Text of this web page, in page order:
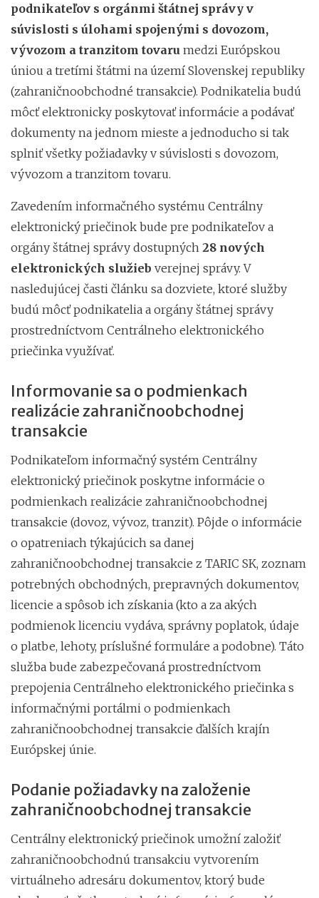
podnikateľov s orgánmi štátnej správy v
súvislosti s úlohami spojenými s dovozom,
vývozom a tranzitom tovaru medzi Európskou
úniou a tretími štátmi na území Slovenskej republiky
(zahraničnoobchodné transakcie). Podnikatelia budú
môcť elektronicky poskytovať informácie a podávať
dokumenty na jednom mieste a jednoducho si tak
splniť všetky požiadavky v súvislosti s dovozom,
vývozom a tranzitom tovaru.
Zavedením informačného systému Centrálny
elektronický priečinok bude pre podnikateľov a
orgány štátnej správy dostupných 28 nových
elektronických služieb verejnej správy. V
nasledujúcej časti článku sa dozviete, ktoré služby
budú môcť podnikatelia a orgány štátnej správy
prostredníctvom Centrálneho elektronického
priečinka využívať.
Informovanie sa o podmienkach
realizácie zahraničnoobchodnej
transakcie
Podnikateľom informačný systém Centrálny
elektronický priečinok poskytne informácie o
podmienkach realizácie zahraničnoobchodnej
transakcie (dovoz, vývoz, tranzit). Pôjde o informácie
o opatreniach týkajúcich sa danej
zahraničnoobchodnej transakcie z TARIC SK, zoznam
potrebných obchodných, prepravných dokumentov,
licencie a spôsob ich získania (kto a za akých
podmienok licenciu vydáva, správny poplatok, údaje
o platbe, lehoty, príslušné formuláre a podobne). Táto
služba bude zabezpečovaná prostredníctvom
prepojenia Centrálneho elektronického priečinka s
informačnými portálmi o podmienkach
zahraničnoobchodnej transakcie ďalších krajín
Európskej únie.
Podanie požiadavky na založenie
zahraničnoobchodnej transakcie
Centrálny elektronický priečinok umožní založiť
zahraničnoobchodnú transakciu vytvorením
virtuálneho adresáru dokumentov, ktorý bude